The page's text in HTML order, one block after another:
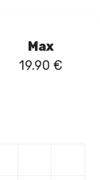
une utilisation
non
La
- Pastèque
une vape
Max
19.90 €